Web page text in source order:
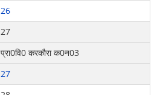
26
27
प्रा0वि0 करकौरा क0न03
27